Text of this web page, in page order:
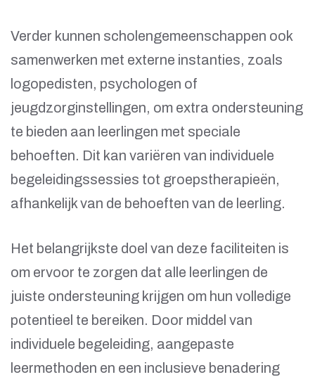
Verder kunnen scholengemeenschappen ook
samenwerken met externe instanties, zoals
logopedisten, psychologen of
jeugdzorginstellingen, om extra ondersteuning
te bieden aan leerlingen met speciale
behoeften. Dit kan variëren van individuele
begeleidingssessies tot groepstherapieën,
afhankelijk van de behoeften van de leerling.
Het belangrijkste doel van deze faciliteiten is
om ervoor te zorgen dat alle leerlingen de
juiste ondersteuning krijgen om hun volledige
potentieel te bereiken. Door middel van
individuele begeleiding, aangepaste
leermethoden en een inclusieve benadering